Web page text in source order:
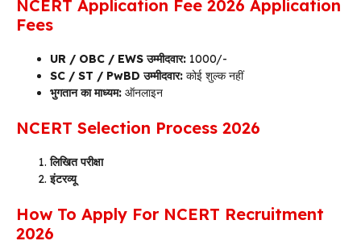
NCERT Application Fee 2026 Application
Fees
UR / OBC / EWS उम्मीदवार: ₹1000/-
SC / ST / PwBD उम्मीदवार: कोई शुल्क नहीं
भुगतान का माध्यम: ऑनलाइन
NCERT Selection Process 2026
लिखित परीक्षा
इंटरव्यू
How To Apply For NCERT Recruitment
2026